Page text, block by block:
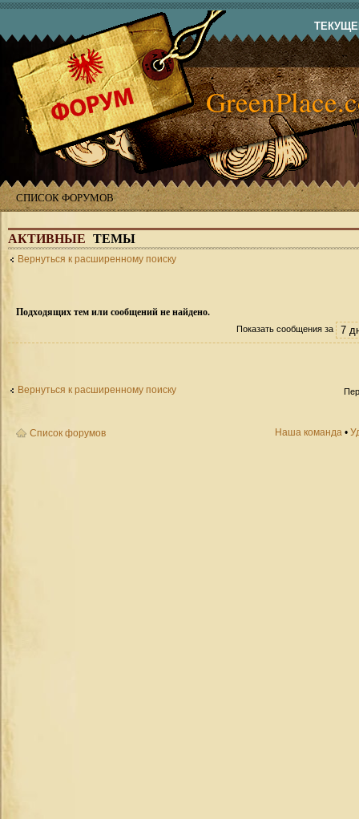
СПИСОК ФОРУМОВ
АКТИВНЫЕ ТЕМЫ
Вернуться к расширенному поиску
Подходящих тем или сообщений не найдено.
Показать сообщения за
Вернуться к расширенному поиску
Список форумов Наша команда •